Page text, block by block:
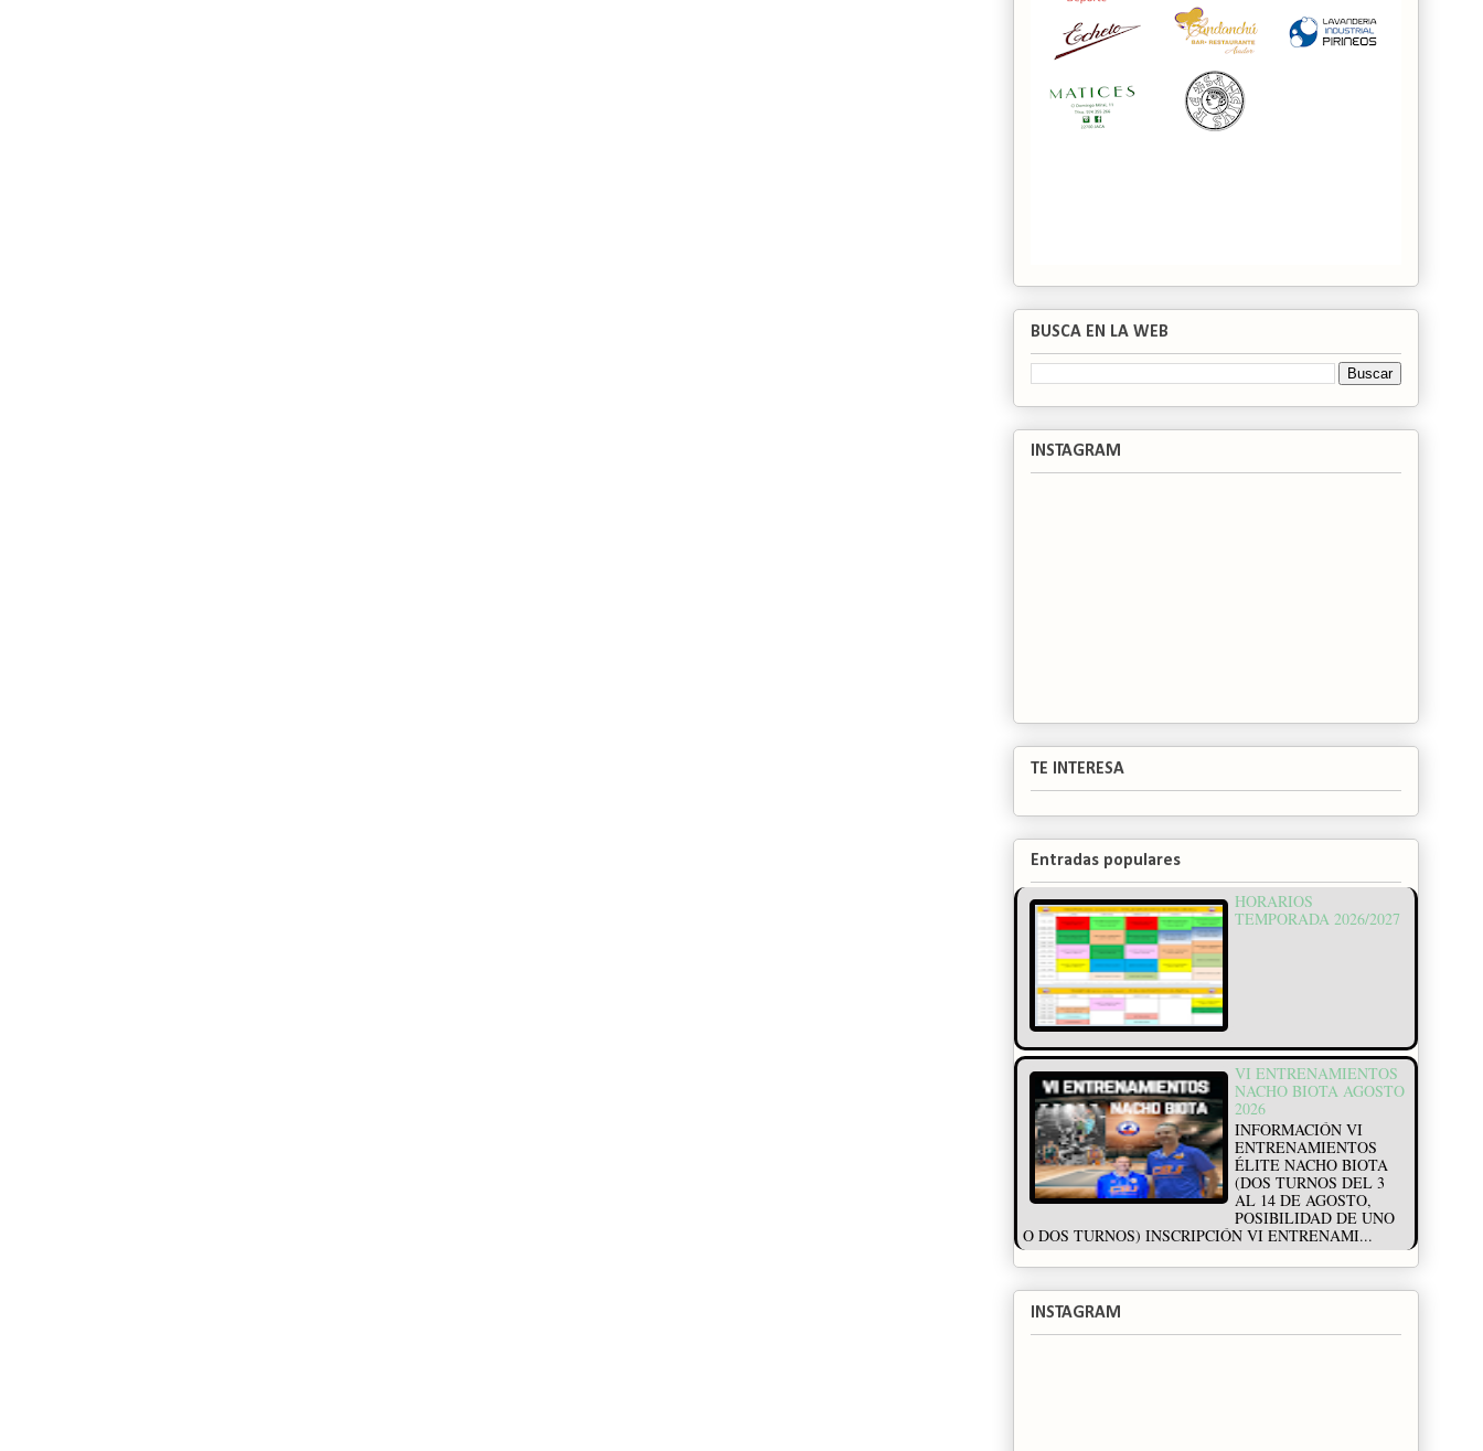
BUSCA EN LA WEB
INSTAGRAM
TE INTERESA
Entradas populares
HORARIOS
TEMPORADA 2026/2027
VI ENTRENAMIENTOS
NACHO BIOTA AGOSTO
2026
INFORMACIÓN VI
ENTRENAMIENTOS
ÉLITE NACHO BIOTA
(DOS TURNOS DEL 3
AL 14 DE AGOSTO,
POSIBILIDAD DE UNO
O DOS TURNOS) INSCRIPCIÓN VI ENTRENAMI...
INSTAGRAM